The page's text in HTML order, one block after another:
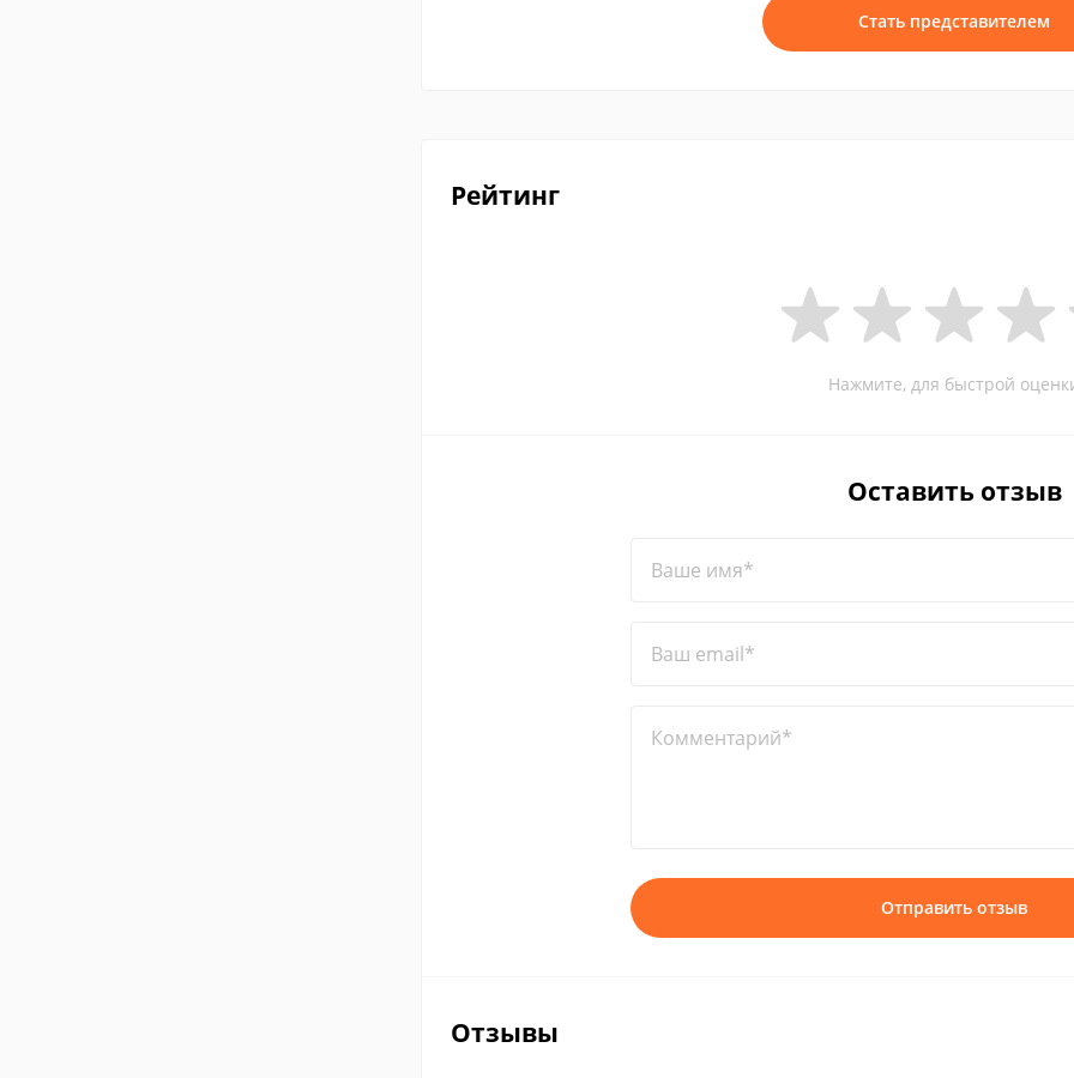
Стать представителем
Рейтинг
Нажмите, для быстрой
Оставить отзыв
Ваше имя*
Ваш email*
Комментарий*
Отправить отзыв
Отзывы